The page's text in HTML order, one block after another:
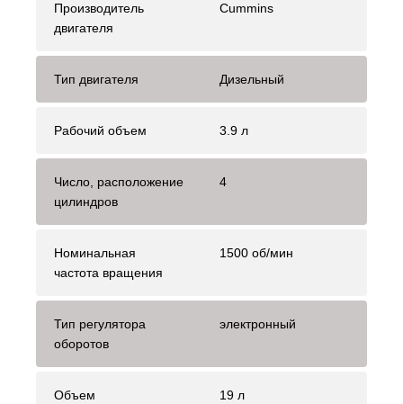
Производитель
двигателя
Cummins
Тип двигателя Дизельный
Рабочий объем 3.9 л
Число, расположение
цилиндров
4
Номинальная
частота вращения
1500 об/мин
Тип регулятора
оборотов
электронный
Объем
19 л